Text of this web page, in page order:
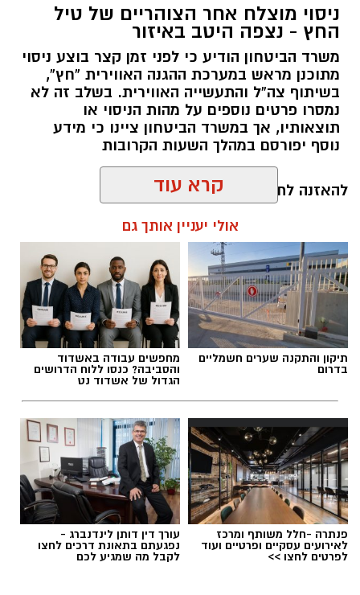
ניסוי מוצלח אחר הצוהריים של טיל
החץ - נצפה היטב באיזור
משרד הביטחון הודיע כי לפני זמן קצר בוצע ניסוי
מתוכנן מראש במערכת ההגנה האווירית “חץ”,
בשיתוף צה”ל והתעשייה האווירית. בשלב זה לא
נמסרו פרטים נוספים על מהות הניסוי או
תוצאותיו, אך במשרד הביטחון ציינו כי מידע
נוסף יפורסם במהלך השעות הקרובות
להאזנה לתוכן:
עופר אשטוקר / 08:20 06.08.26
תגים:ניסוי בטיל החץ
קרא עוד
אולי יעניין אותך גם
תיקון והתקנה שערים חשמליים
בדרום
מחפשים עבודה באשדוד
והסביבה? כנסו ללוח הדרושים
הגדול של אשדוד נט
פנתרה -חלל משותף ומרכז
לאירועים עסקיים ופרטיים ועוד
לפרטים לחצו >>
עורך דין דותן לינדנברג -
נפגעתם בתאונת דרכים לחצו
לקבל מה שמגיע לכם